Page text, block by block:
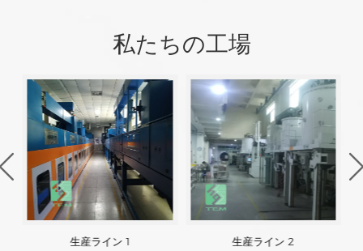
私たちの工場
生産ライン 1 生産ライン 2